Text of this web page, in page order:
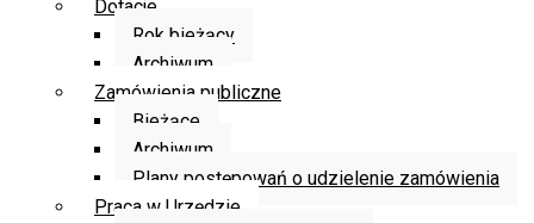
Dotacje
Rok bieżący
Archiwum
Zamówienia publiczne
Bieżące
Archiwum
Plany postępowań o udzielenie zamówienia
Praca w Urzędzie